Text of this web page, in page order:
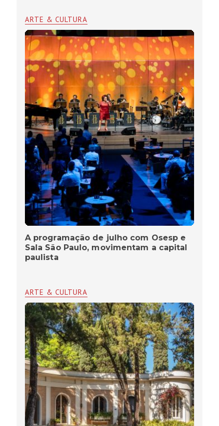
ARTE & CULTURA
A programação de julho com Osesp e
Sala São Paulo, movimentam a capital
paulista
ARTE & CULTURA